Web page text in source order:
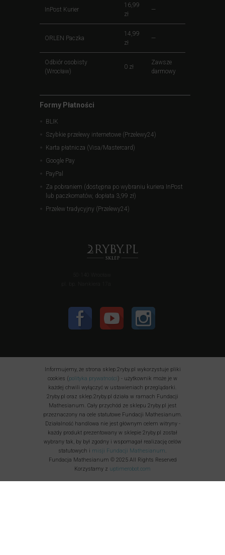
InPost Kurier
16,99
zł
—
ORLEN Paczka
14,99
zł
—
Odbiór osobisty
(Wrocław)
0 zł
Zawsze
darmowy
Formy Płatności
BLIK
Szybkie przelewy internetowe (Przelewy24)
Karta płatnicza (Visa/Mastercard)
Google Pay
PayPal
Za pobraniem (dostępna po wybraniu kuriera InPost
lub paczkomatów, dopłata 3,99 zł)
Przelew tradycyjny (Przelewy24)
Informujemy, że strona sklep.2ryby.pl wykorzystuje pliki
cookies (polityka prywatności) - użytkownik może je w
każdej chwili wyłączyć w ustawieniach przeglądarki.
2ryby.pl oraz sklep.2ryby.pl działa w ramach Fundacji
Mathesianum. Cały przychód ze sklepu 2ryby.pl jest
przeznaczony na cele statutowe Fundacji Mathesianum.
Działalność handlowa nie jest głównym celem witryny -
każdy produkt prezentowany w sklepie 2ryby.pl został
wybrany tak, by był zgodny i wspomagał realizację celów
statutowych i misji Fundacji Mathesianum
Fundacja Mathesianum © 2025 All Rights Reserved
Korzystamy z uptimerobot.com